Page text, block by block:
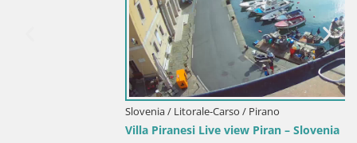
Slovenia / Litorale-Carso / Pirano
Villa Piranesi Live view Piran – Slovenia